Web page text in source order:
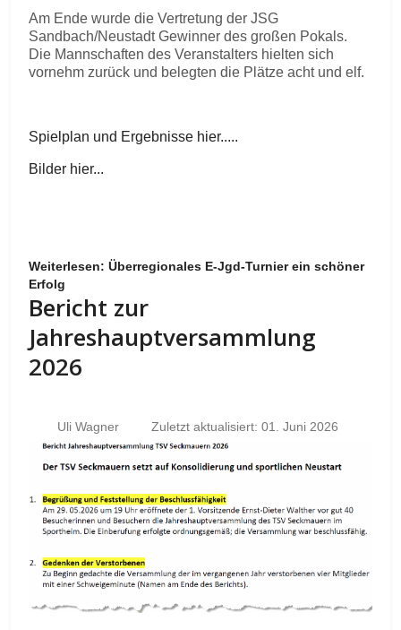
Am Ende wurde die Vertretung der JSG
Sandbach/Neustadt Gewinner des großen Pokals.
Die Mannschaften des Veranstalters hielten sich
vornehm zurück und belegten die Plätze acht und elf.
Spielplan und Ergebnisse hier.....
Bilder hier...
Weiterlesen: Überregionales E-Jgd-Turnier ein schöner
Erfolg
Bericht zur
Jahreshauptversammlung
2026
Uli Wagner Zuletzt aktualisiert: 01. Juni 2026